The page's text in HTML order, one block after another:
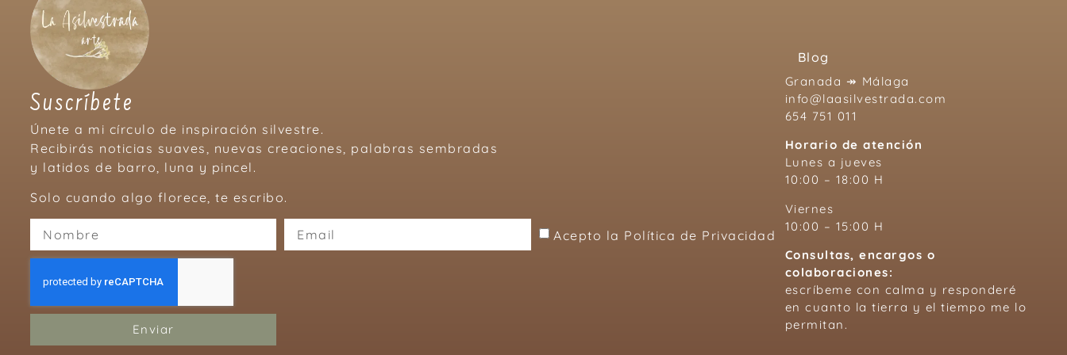
Suscríbete
Únete a mi círculo de inspiración silvestre.
Recibirás noticias suaves, nuevas creaciones, palabras sembradas
y latidos de barro, luna y pincel.
Solo cuando algo florece, te escribo.
Acepto la Política de Privacidad
Enviar
Blog
Granada ↠ Málaga
info@laasilvestrada.com
654 751 011
Horario de atención
Lunes a jueves
10:00 – 18:00 H
Viernes
10:00 – 15:00 H
Consultas, encargos o
colaboraciones:
escríbeme con calma y responderé
en cuanto la tierra y el tiempo me lo
permitan.